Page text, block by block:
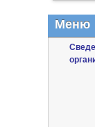
Меню